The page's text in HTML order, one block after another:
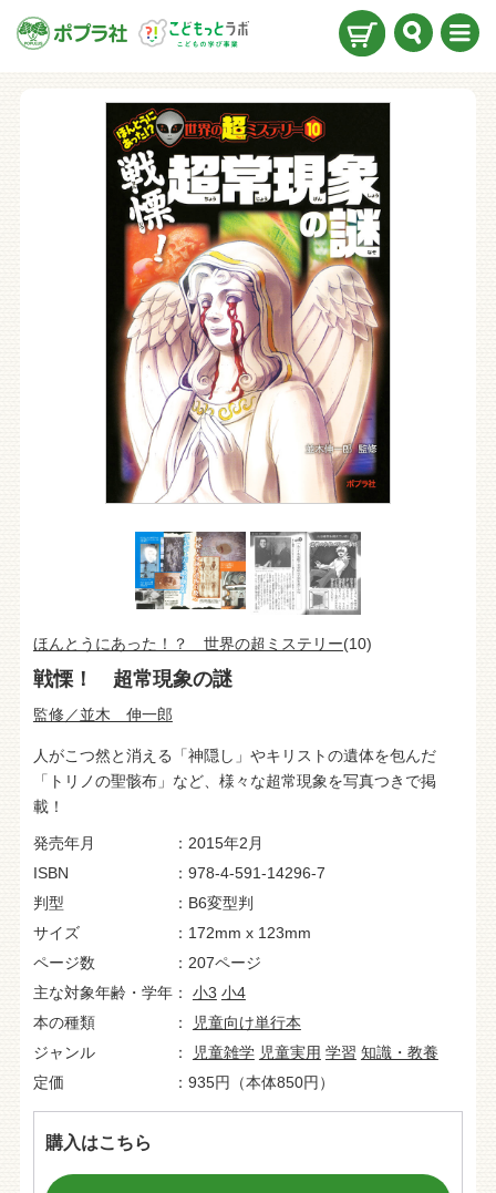
ュー
ほんとうにあった！？ 世界の超ミステリー(10)
戦慄！ 超常現象の謎
監修／並木 伸一郎
人がこつ然と消える「神隠し」やキリストの遺体を包んだ
「トリノの聖骸布」など、様々な超常現象を写真つきで掲
載！
発売年月
2015年2月
ISBN
978-4-591-14296-7
判型
B6変型判
サイズ
172mm x 123mm
ページ数
207ページ
主な対象年齢・学年
小3 小4
本の種類
児童向け単行本
ジャンル
児童雑学 児童実用 学習 知識・教養
定価
935円（本体850円）
購入はこちら